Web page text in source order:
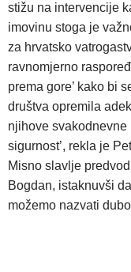
stižu na intervencije
imovinu stoga je
za hrvatsko
ravnomjerno
prema gore’ kako bi
društva opremila
njihove
sigurnost’, rekla je
Misno slavlje
Bogdan, istaknuvši
možemo nazvati